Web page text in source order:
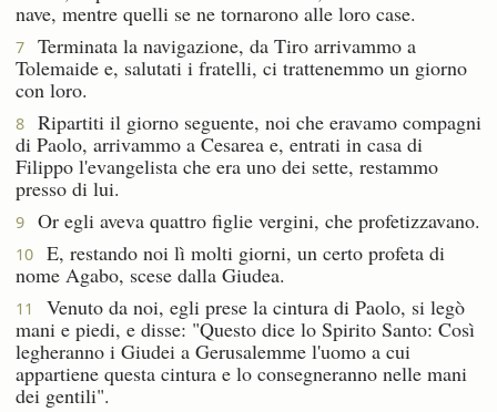
nave, mentre quelli se ne tornarono alle loro case.
7
Terminata la navigazione, da Tiro arrivammo a
Tolemaide e, salutati i fratelli, ci trattenemmo un giorno
con loro.
8
Ripartiti il giorno seguente, noi che eravamo compagni
di Paolo, arrivammo a Cesarea e, entrati in casa di
Filippo l'evangelista che era uno dei sette, restammo
presso di lui.
9 Or egli aveva quattro figlie vergini, che profetizzavano.
10
E, restando noi lì molti giorni, un certo profeta di
nome Agabo, scese dalla Giudea.
11
Venuto da noi, egli prese la cintura di Paolo, si legò
mani e piedi, e disse: "Questo dice lo Spirito Santo: Così
legheranno i Giudei a Gerusalemme l'uomo a cui
appartiene questa cintura e lo consegneranno nelle mani
dei gentili".